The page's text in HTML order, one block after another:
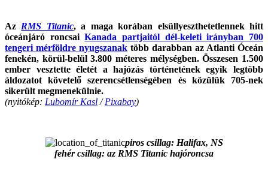
Az RMS Titanic, a maga korában elsüllyeszthetetlennek hitt
óceánjáró roncsaiKanada partjaitól dél-keleti irányban 700
tengeri mérföldre nyugszanak több darabban az Atlanti Óceán
fenekén, körül-belül 3.800 méteres mélységben. Összesen 1.500
ember vesztette életét a hajózás történetének egyik legtöbb
áldozatot követelő szerencsétlenségében és közülük 705-nek
sikerült megmenekülnie.
(nyitókép: Lubomír Kasl /Pixabay)
piros csillag: Halifax, NS
fehér csillag: az RMS Titanic hajóroncsa